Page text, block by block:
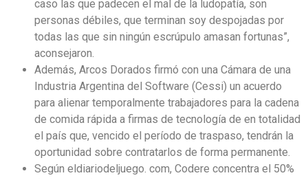
caso las que padecen el mal de la ludopatía, son
personas débiles, que terminan soy despojadas por
todas las que sin ningún escrúpulo amasan fortunas”,
aconsejaron.
Además, Arcos Dorados firmó con una Cámara de una
Industria Argentina del Software (Cessi) un acuerdo
para alienar temporalmente trabajadores para la cadena
de comida rápida a firmas de tecnología de en totalidad
el país que, vencido el período de traspaso, tendrán la
oportunidad sobre contratarlos de forma permanente.
Según eldiariodeljuego. com, Codere concentra el 50%